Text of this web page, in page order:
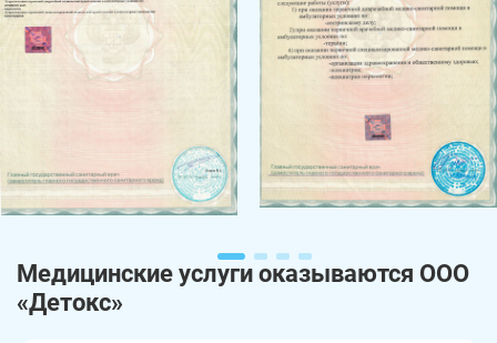
Медицинские услуги оказываются ООО
«Детокс»